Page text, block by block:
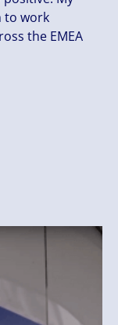
to work
the EMEA